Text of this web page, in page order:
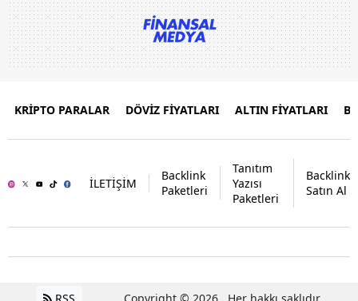
KRİPTO PARALAR DÖVİZ FİYATLARI ALTIN FİYATLARI
İLETİŞİM
Backlink
Paketleri
Tanıtım
Yazısı
Paketleri
Backlink
Satın Al